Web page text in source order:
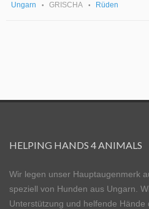
Ungarn GRISCHA Rüden
HELPING HANDS 4 ANIMALS
Wir legen unser Hauptaugenmerk
speziell von Hunden aus Ungarn.
Unterstützung und helfende Hände